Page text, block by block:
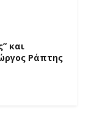
και
Ράπτης